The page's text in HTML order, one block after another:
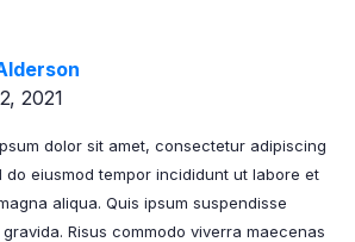
2021
dolor sit amet, consectetur adipiscing
do eiusmod tempor incididunt ut labore et
aliqua. Quis ipsum suspendisse
Risus commodo viverra maecenas